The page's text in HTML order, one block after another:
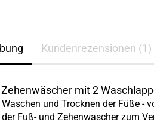
Kundenrezensionen (1)
Zehenwäscher mit 2
und Trocknen der Füße -
Fuß- und Zehenwascher zum